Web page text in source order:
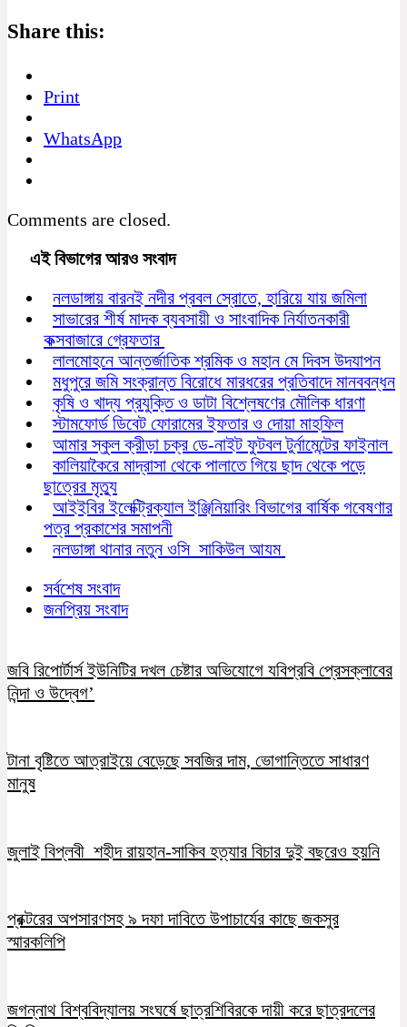
Share this:
Print
WhatsApp
Comments are closed.
এই বিভাগের আরও সংবাদ
নলডাঙ্গায় বারনই নদীর প্রবল স্রোতে, হারিয়ে যায় জমিলা
সাভারের শীর্ষ মাদক ব্যবসায়ী ও সাংবাদিক নির্যাতনকারী
কক্সবাজারে গ্রেফতার
লালমোহনে আন্তর্জাতিক শ্রমিক ও মহান মে দিবস উদযাপন
মধুপুরে জমি সংক্রান্ত বিরোধে মারধরের প্রতিবাদে মানববন্ধন
কৃষি ও খাদ্য প্রযুক্তি ও ডাটা বিশ্লেষণের মৌলিক ধারণা
স্টামফোর্ড ডিবেট ফোরামের ইফতার ও দোয়া মাহফিল
আমার স্কুল ক্রীড়া চক্র ডে-নাইট ফুটবল টুর্নামেন্টের ফাইনাল
কালিয়াকৈরে মাদ্রাসা থেকে পালাতে গিয়ে ছাদ থেকে পড়ে
ছাত্রের মৃত্যু
আইইবির ইলেক্ট্রিক্যাল ইঞ্জিনিয়ারিং বিভাগের বার্ষিক গবেষণার
পত্র প্রকাশের সমাপনী
নলডাঙ্গা থানার নতুন ওসি সাকিউল আযম
সর্বশেষ সংবাদ
জনপ্রিয় সংবাদ
জবি রিপোর্টার্স ইউনিটির দখল চেষ্টার অভিযোগে যবিপ্রবি প্রেসক্লাবের
নিন্দা ও উদ্বেগ’
টানা বৃষ্টিতে আত্রাইয়ে বেড়েছে সবজির দাম, ভোগান্তিতে সাধারণ
মানুষ
জুলাই বিপ্লবী শহীদ রায়হান-সাকিব হত্যার বিচার দুই বছরেও হয়নি
প্রক্টরের অপসারণসহ ৯ দফা দাবিতে উপাচার্যের কাছে জকসুর
স্মারকলিপি
জগন্নাথ বিশ্ববিদ্যালয় সংঘর্ষে ছাত্রশিবিরকে দায়ী করে ছাত্রদলের